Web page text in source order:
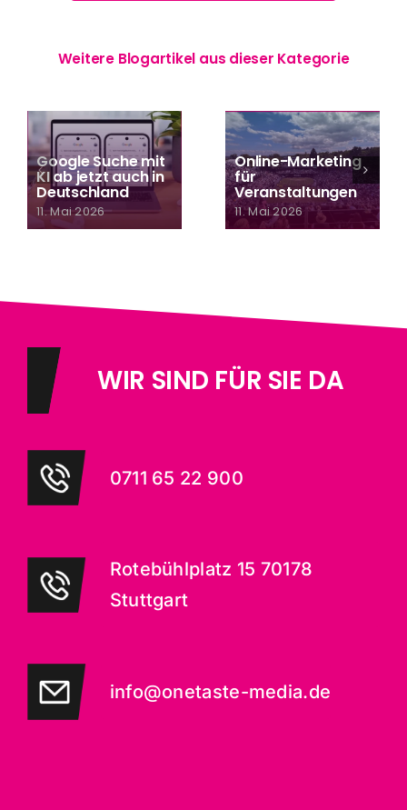
Weitere Blogartikel aus dieser Kategorie
Google Suche mit
KI ab jetzt auch in
Deutschland
11. Mai 2026
Online-Marketing
für
Veranstaltungen
11. Mai 2026
WIR SIND FÜR SIE DA
0711 65 22 900
Rotebühlplatz 15 70178
Stuttgart
info@onetaste-media.de